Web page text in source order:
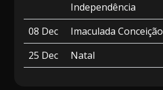
Independência
08 Dec
Imaculada Conceição
25 Dec
Natal